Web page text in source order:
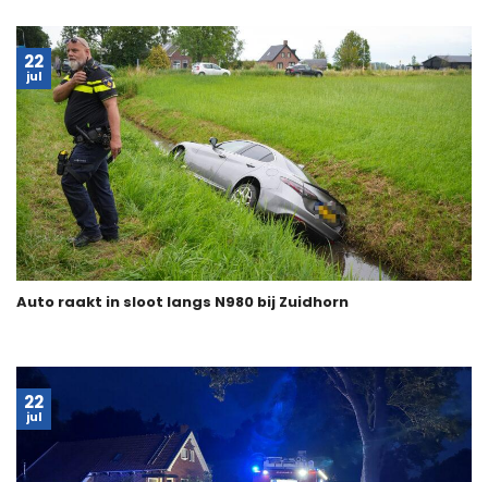
Auto raakt in sloot langs N980 bij Zuidhorn
22
jul
22
jul